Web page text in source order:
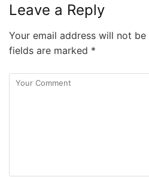
Leave a Reply
Your email address will not be
fields are marked *